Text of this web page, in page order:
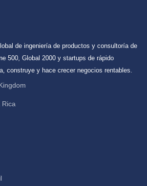
de ingeniería de productos y consultoría de
500, Global 2000 y startups de rápido
construye y hace crecer negocios rentables.
Rica